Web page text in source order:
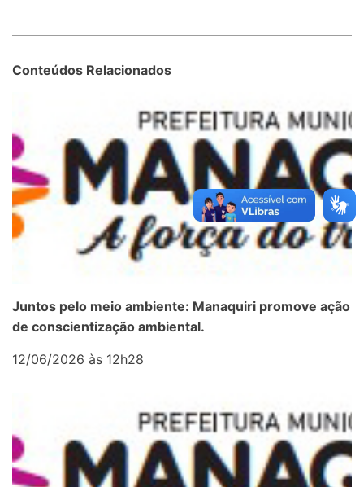
Conteúdos Relacionados
Juntos pelo meio ambiente: Manaquiri promove ação
de conscientização ambiental.
12/06/2026 às 12h28